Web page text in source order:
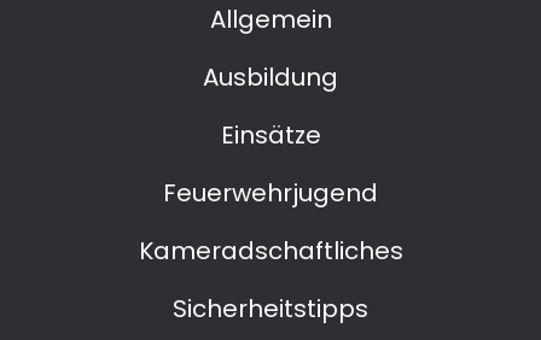
Allgemein
Ausbildung
Einsätze
Feuerwehrjugend
Kameradschaftliches
Sicherheitstipps